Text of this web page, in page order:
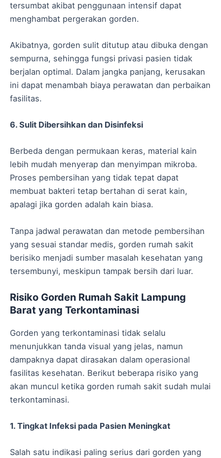
tersumbat akibat penggunaan intensif dapat
menghambat pergerakan gorden.
Akibatnya, gorden sulit ditutup atau dibuka dengan
sempurna, sehingga fungsi privasi pasien tidak
berjalan optimal. Dalam jangka panjang, kerusakan
ini dapat menambah biaya perawatan dan perbaikan
fasilitas.
6. Sulit Dibersihkan dan Disinfeksi
Berbeda dengan permukaan keras, material kain
lebih mudah menyerap dan menyimpan mikroba.
Proses pembersihan yang tidak tepat dapat
membuat bakteri tetap bertahan di serat kain,
apalagi jika gorden adalah kain biasa.
Tanpa jadwal perawatan dan metode pembersihan
yang sesuai standar medis, gorden rumah sakit
berisiko menjadi sumber masalah kesehatan yang
tersembunyi, meskipun tampak bersih dari luar.
Risiko Gorden Rumah Sakit Lampung
Barat yang Terkontaminasi
Gorden yang terkontaminasi tidak selalu
menunjukkan tanda visual yang jelas, namun
dampaknya dapat dirasakan dalam operasional
fasilitas kesehatan. Berikut beberapa risiko yang
akan muncul ketika gorden rumah sakit sudah mulai
terkontaminasi.
1. Tingkat Infeksi pada Pasien Meningkat
Salah satu indikasi paling serius dari gorden yang